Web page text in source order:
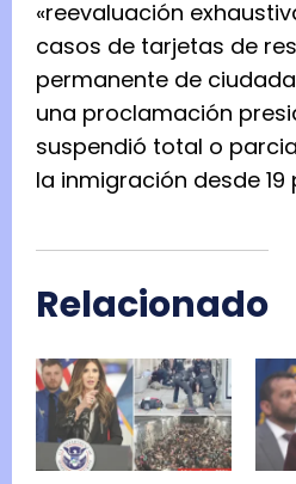
«reevaluación
casos de tarjetas de
permanente de
una proclamación
suspendió total o
la inmigración desde 19
Relacionado